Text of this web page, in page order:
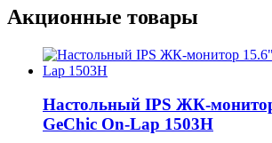
Акционные товары
Настольный IPS ЖК-
GeСhic On-Lap 1503H